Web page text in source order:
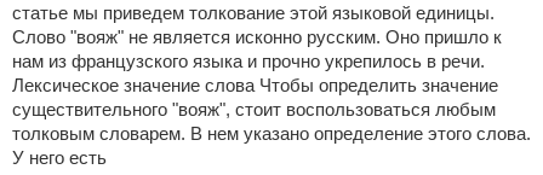
статье мы приведем толкование этой языковой единицы.
Слово "вояж" не является исконно русским. Оно пришло к
нам из французского языка и прочно укрепилось в речи.
Лексическое значение слова Чтобы определить значение
существительного "вояж", стоит воспользоваться любым
толковым словарем. В нем указано определение этого слова.
У него есть